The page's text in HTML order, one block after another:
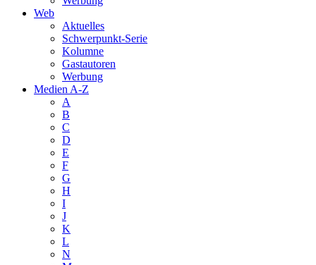
Web
Aktuelles
Schwerpunkt-Serie
Kolumne
Gastautoren
Werbung
Medien A-Z
A
B
C
D
E
F
G
H
I
J
K
L
N